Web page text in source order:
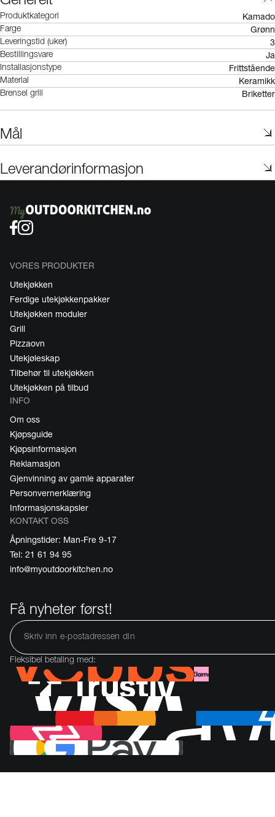
Produktkategori Kamado
Farge Grønn
Leveringstid (uker) 3
Bestillingsvare Ja
Installasjonstype Frittstående
Material Keramikk
Brensel grill Briketter
Mål
Leverandørinformasjon
VORES PRODUKTER
Utekjøkken
Ferdige utekjøkkenpakker
Utekjøkken moduler
Grill
Pizzaovn
Utekjøleskap
Tilbehør til utekjøkken
Utekjøkken på tilbud
INFO
Om oss
Kjøpsguide
Kjøpsinformasjon
Reklamasjon
Gjenvinning av gamle apparater
Personvernerklæring
Informasjonskapsler
KONTAKT OSS
Åpningstider: Man-Fre 9-17
Tel: 21 61 94 95
info@myoutdoorkitchen.no
Få nyheter først!
Fleksibel betaling med: